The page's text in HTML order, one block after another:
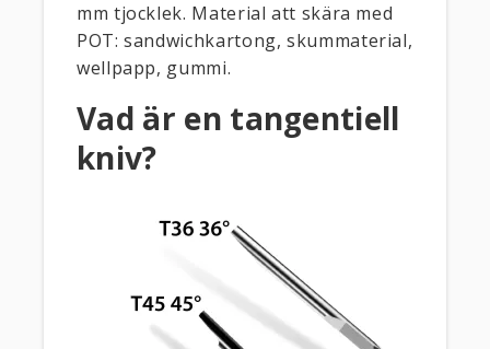
mm tjocklek. Material att skära med
POT: sandwichkartong, skummaterial,
wellpapp, gummi.
Vad är en tangentiell
kniv?